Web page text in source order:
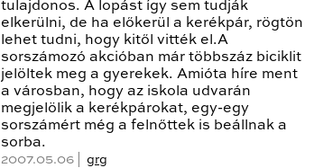
tulajdonos. A lopást így sem tudják
elkerülni, de ha előkerül a kerékpár, rögtön
lehet tudni, hogy kitől vitték el.A
sorszámozó akcióban már többszáz biciklit
jelöltek meg a gyerekek. Amióta híre ment
a városban, hogy az iskola udvarán
megjelölik a kerékpárokat, egy-egy
sorszámért még a felnőttek is beállnak a
sorba.
2007.05.06 | grg